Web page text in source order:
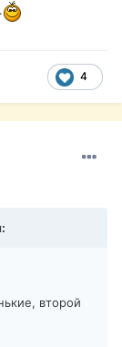
4
второй